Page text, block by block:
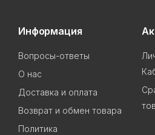
Информация
Вопросы-ответы
О нас
Доставка и оплата
Возврат и обмен товара
Политика